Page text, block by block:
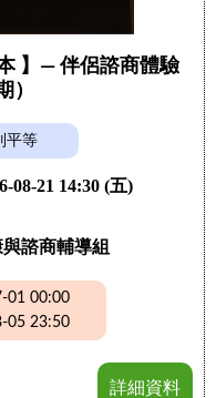
】— 伴侶諮商體驗
）
平等
08-21 14:30 (五)
諮商輔導組
01 00:00
05 23:50
詳細資料